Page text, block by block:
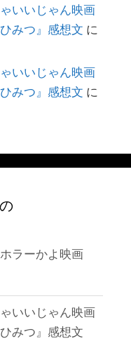
いいじゃん映画
みつ』感想文 に
いいじゃん映画
みつ』感想文 に
ラーかよ映画
いいじゃん映画
みつ』感想文